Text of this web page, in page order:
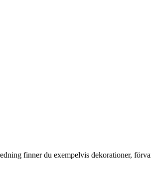
finner du exempelvis dekorationer,